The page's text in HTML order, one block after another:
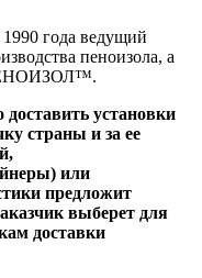
года ведущий
пеноизола, а
ПЕНОИЗОЛ™.
установки
страны и за ее
или
предложит
выберет для
доставки